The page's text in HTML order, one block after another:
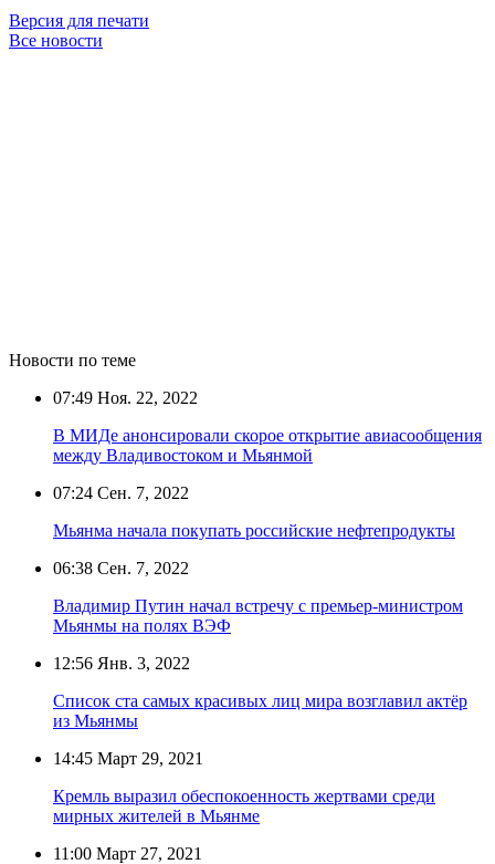
Версия для печати
Все новости
Новости по теме
07:49 Ноя. 22, 2022
В МИДе анонсировали скорое открытие авиасообщения
между Владивостоком и Мьянмой
07:24 Сен. 7, 2022
Мьянма начала покупать российские нефтепродукты
06:38 Сен. 7, 2022
Владимир Путин начал встречу с премьер-министром
Мьянмы на полях ВЭФ
12:56 Янв. 3, 2022
Список ста самых красивых лиц мира возглавил актёр
из Мьянмы
14:45 Март 29, 2021
Кремль выразил обеспокоенность жертвами среди
мирных жителей в Мьянме
11:00 Март 27, 2021